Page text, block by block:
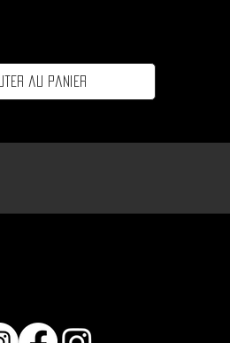
au panier